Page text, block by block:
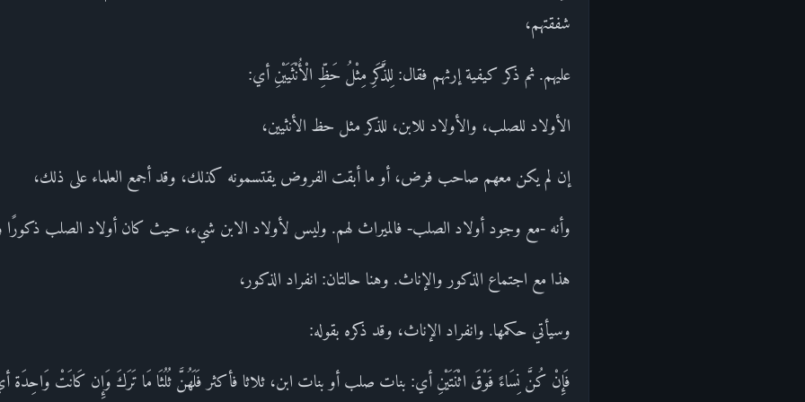
شفقتهم،
عليهم. ثم ذكر كيفية إرثهم فقال: لِلذَّكَرِ مِثْلُ حَظِّ الْأُنْثَيَيْنِ أي:
الأولاد للصلب، والأولاد للابن، للذكر مثل حظ الأنثيين،
إن لم يكن معهم صاحب فرض، أو ما أبقت الفروض يقتسمونه كذلك، وقد أجمع العلماء على ذلك،
وأنه -مع وجود أولاد الصلب- فالميراث لهم. وليس لأولاد الابن شيء، حيث كان أولاد الصلب ذكورًا
هذا مع اجتماع الذكور والإناث. وهنا حالتان: انفراد الذكور،
وسيأتي حكمها. وانفراد الإناث، وقد ذكره بقوله:
فَإِنْ كُنَّ نِسَاءً فَوْقَ اثْنَتَيْنِ أي: بنات صلب أو بنات ابن، ثلاثا فأكثر فَلَهُنَّ ثُلُثَا مَا تَرَكَ وَإِن كَانَتْ وَاحِدَة